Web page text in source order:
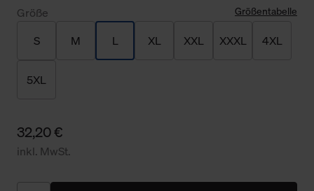
Größe Größentabelle
S M L XL XXL XXXL 4XL
5XL
32,20 €
inkl. MwSt.